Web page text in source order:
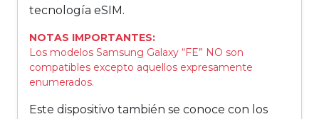
tecnología eSIM.
NOTAS IMPORTANTES:
Los modelos Samsung Galaxy “FE” NO son
compatibles excepto aquellos expresamente
enumerados.
Este dispositivo también se conoce con los